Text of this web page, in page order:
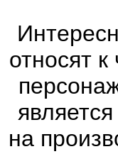
относят
на